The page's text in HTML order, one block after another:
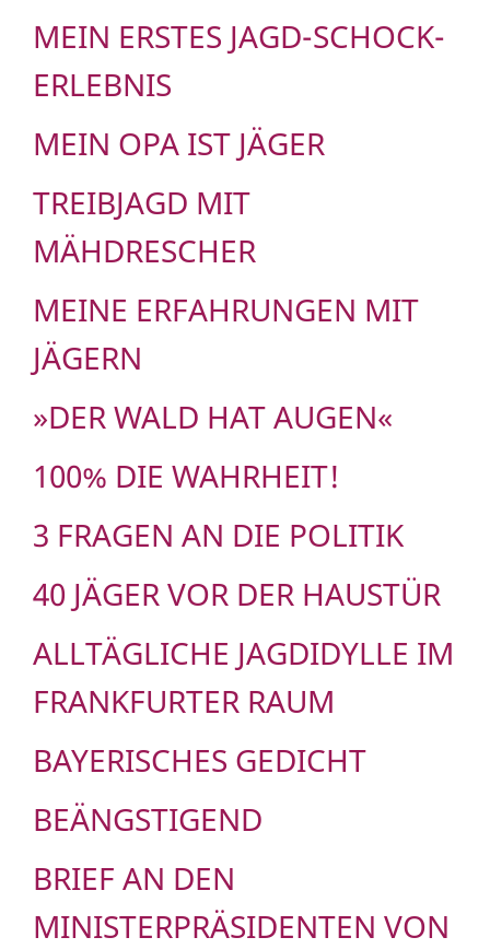
MEIN ERSTES JAGD-SCHOCK-
ERLEBNIS
MEIN OPA IST JÄGER
TREIBJAGD MIT
MÄHDRESCHER
MEINE ERFAHRUNGEN MIT
JÄGERN
»DER WALD HAT AUGEN«
100% DIE WAHRHEIT!
3 FRAGEN AN DIE POLITIK
40 JÄGER VOR DER HAUSTÜR
ALLTÄGLICHE JAGDIDYLLE IM
FRANKFURTER RAUM
BAYERISCHES GEDICHT
BEÄNGSTIGEND
BRIEF AN DEN
MINISTERPRÄSIDENTEN VON